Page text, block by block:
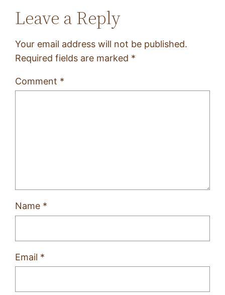
Leave a Reply
Your email address will not be published.
Required fields are marked *
Comment *
Name *
Email *